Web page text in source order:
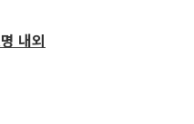
명 내외